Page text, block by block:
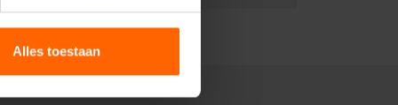
Alles toestaan